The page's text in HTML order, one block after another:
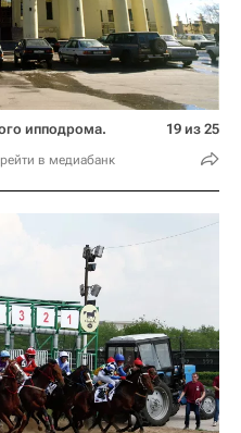
ипподрома.
в медиабанк
19 из 25